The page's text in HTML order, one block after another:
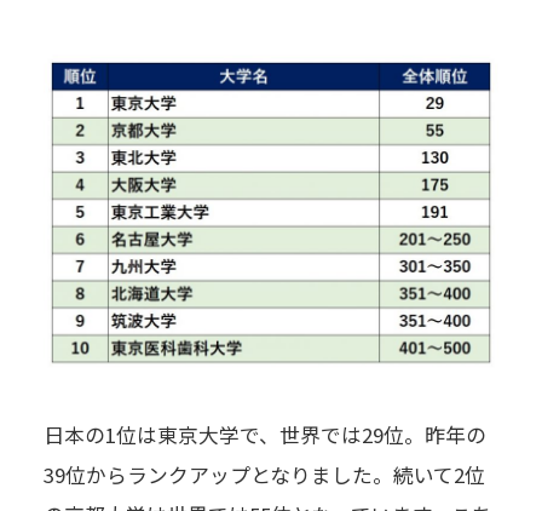
日本の1位は東京大学で、世界では29位。昨年の
39位からランクアップとなりました。続いて2位